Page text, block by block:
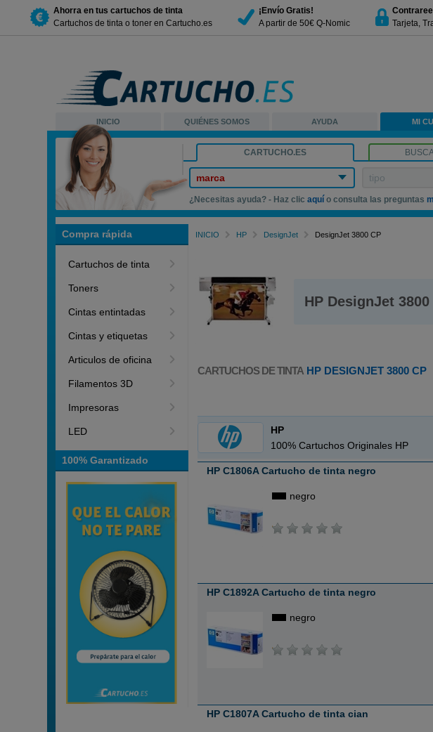
Ahorra en tus cartuchos de tinta
Cartuchos de tinta o toner en Cartucho.es
¡Envío Gratis!
A partir de 50€ Q-Nomic
Tarjeta,
INICIO QUIÉNES SOMOS AYUDA MI
CARTUCHO.ES
marca tipo
¿Necesitas ayuda? - Haz clicaquí o consulta las preguntas
Compra rápida
Cartuchos de tinta
Toners
Cintas entintadas
Cintas y etiquetas
Articulos de oficina
Filamentos 3D
Impresoras
LED
100% Garantizado
INICIO HP DesignJet DesignJet 3800 CP
HP DesignJet 3800
CARTUCHOS DE TINTA HP DESIGNJET 3800 CP
HP
100% Cartuchos Originales HP
HP C1806A Cartucho de tinta negro
negro
HP C1892A Cartucho de tinta negro
negro
HP C1807A Cartucho de tinta cian